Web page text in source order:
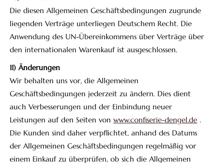
Die diesen Allgemeinen Geschäftsbedingungen zugrunde
liegenden Verträge unterliegen Deutschem Recht. Die
Anwendung des UN-Übereinkommens über Verträge über
den internationalen Warenkauf ist ausgeschlossen.
11) Änderungen
Wir behalten uns vor, die Allgemeinen
Geschäftsbedingungen jederzeit zu ändern. Dies dient
auch Verbesserungen und der Einbindung neuer
Leistungen auf den Seiten von www.confiserie-dengel.de .
Die Kunden sind daher verpflichtet, anhand des Datums
der Allgemeinen Geschäftsbedingungen regelmäßig vor
einem Einkauf zu überprüfen, ob sich die Allgemeinen